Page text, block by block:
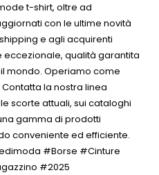
t-shirt, oltre ad
con le ultime novità
e agli acquirenti
eccezionale, qualità garantita
mondo. Operiamo come
la nostra linea
scorte attuali, sui cataloghi
gamma di prodotti
conveniente ed efficiente.
#Borse #Cinture
#2025